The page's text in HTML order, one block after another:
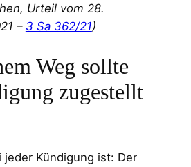
Urteil vom 28.
– 3 Sa 362/21)
Weg sollte
zugestellt
jeder Kündigung ist: Der